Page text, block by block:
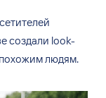
создали look-
людям.